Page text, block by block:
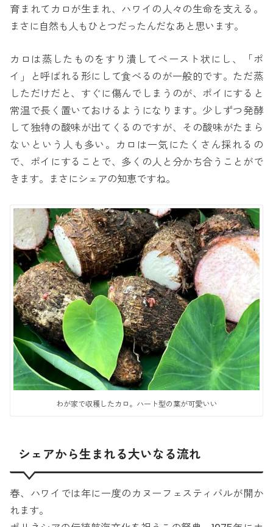
育まれてカロが生まれ、ハワイの人々の生命を支える。
まさに自然も人もひとつだったんだなあと思います。
カロは蒸したものをすり潰してペースト状にし、「ポ
イ」と呼ばれる形にして食べるのが一般的です。ただ蒸
しただけだと、すぐに傷んでしまうのが、ポイにすると
常温で長く置いておけるようになります。少しずつ発酵
して独特の酸味が出てくるのですが、その酸味がたまら
ないという人も多い。カロは一気にたくさん採れるの
で、ポイにすることで、多くの人と分かち合うことがで
きます。まさにシェアの知恵ですね。
わが家で収穫したカロ。ハート型の葉が可愛いい
シェアから生まれる大いなる流れ
春、ハワイでは年に一度のカヌーフェスティバルが開か
れます。